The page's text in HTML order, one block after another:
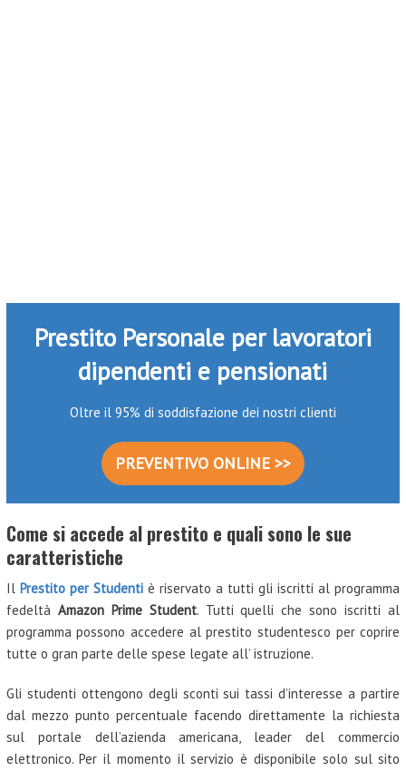
Prestito Personale per lavoratori
dipendenti e pensionati
Oltre il 95% di soddisfazione dei nostri clienti
PREVENTIVO ONLINE >>
Come si accede al prestito e quali sono le sue
caratteristiche
Il Prestito per Studentiè riservato a tutti gli iscritti al programma
fedeltà Amazon Prime Student. Tutti quelli che sono iscritti al
programma possono accedere al prestito studentesco per coprire
tutte o gran parte delle spese legate all’ istruzione.
Gli studenti ottengono degli sconti sui tassi d’interesse a partire
dal mezzo punto percentuale facendo direttamente la richiesta
sul portale dell’azienda americana, leader del commercio
elettronico. Per il momento il servizio è disponibile solo sul sito